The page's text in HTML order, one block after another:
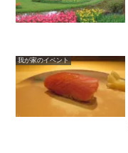
我が家のイベント